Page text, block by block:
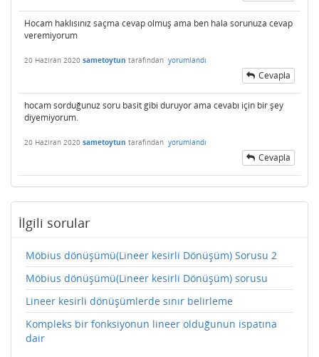
Hocam haklısınız saçma cevap olmuş ama ben hala sorunuza cevap
veremiyorum
20 Haziran 2020 sametoytun tarafından yorumlandı
Cevapla
hocam sorduğunuz soru basit gibi duruyor ama cevabı için bir şey
diyemiyorum.
20 Haziran 2020 sametoytun tarafından yorumlandı
Cevapla
İlgili sorular
Möbius dönüşümü(Lineer kesirli Dönüşüm) Sorusu 2
Möbius dönüşümü(Lineer kesirli Dönüşüm) sorusu
Lineer kesirli dönüşümlerde sınır belirleme
Kompleks bir fonksiyonun lineer olduğunun ispatına
dair